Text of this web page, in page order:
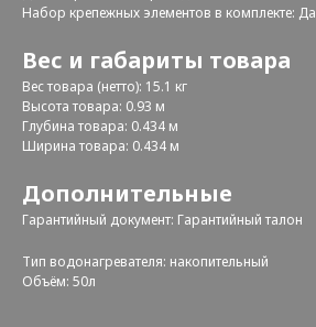
Набор крепежных элементов в комплекте: Да
Вес и габариты товара
Вес товара (нетто): 15.1 кг
Высота товара: 0.93 м
Глубина товара: 0.434 м
Ширина товара: 0.434 м
Дополнительные
Гарантийный документ: Гарантийный талон
Тип водонагревателя: накопительный
Объём: 50л